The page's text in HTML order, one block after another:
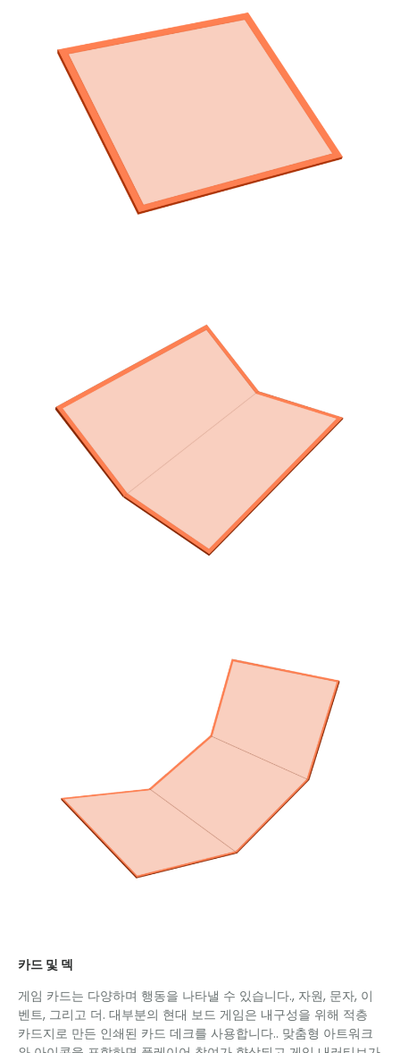
카드 및 덱
게임 카드는 다양하며 행동을 나타낼 수 있습니다., 자원, 문자, 이
벤트, 그리고 더. 대부분의 현대 보드 게임은 내구성을 위해 적층
카드지로 만든 인쇄된 카드 데크를 사용합니다.. 맞춤형 아트워크